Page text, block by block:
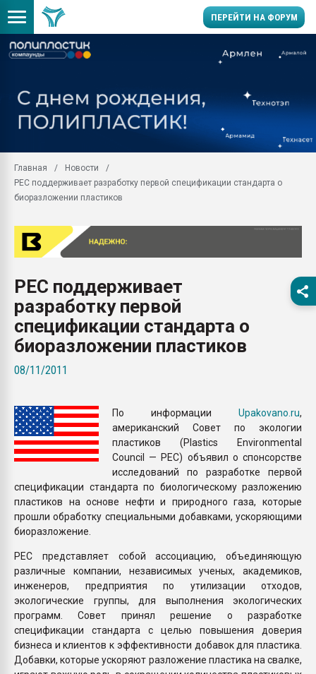
ПЕРЕЙТИ НА ФОРУМ
умельцы изготовили
Продажа готового
производство SPC
29.07.2026 ФРП помог
Помощь в подборе
Вакуум-формовочные
Подмосковье, Москва
28.07.2026
пластмасс
28.07.2026
Главная
Новости
PEC поддерживает разработку первой спецификации стандарта о
биоразложении пластиков
PEC поддерживает
разработку первой
спецификации стандарта о
биоразложении пластиков
08/11/2011
По информации Upakovano.ru,
американский Совет по экологии
пластиков (Plastics Environmental
Council — PEC) объявил о спонсорстве
исследований по разработке первой
спецификации стандарта по биологическому разложению
пластиков на основе нефти и природного газа, которые
прошли обработку специальными добавками, ускоряющими
биоразложение.
PEC представляет собой ассоциацию, объединяющую
различные компании, независимых ученых, академиков,
инженеров, предприятия по утилизации отходов,
экологические группы, для выполнения экологических
программ. Совет принял решение о разработке
спецификации стандарта с целью повышения доверия
бизнеса и клиентов к эффективности добавок для пластика.
Добавки, которые ускоряют разложение пластика на свалке,